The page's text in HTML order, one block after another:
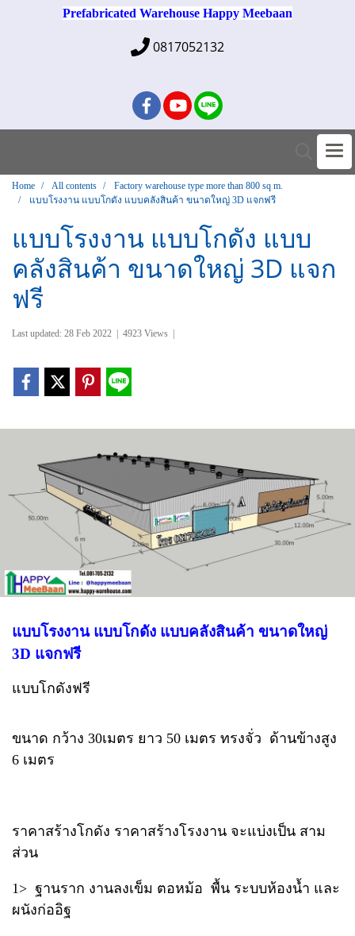
Prefabricated Warehouse Happy Meebaan
0817052132
Home All contents
Factory warehouse type more than 800 sq m.
แบบโรงงาน แบบโกดัง แบบคลังสินค้า ขนาดใหญ่ 3D แจกฟรี
แบบโรงงาน แบบโกดัง แบบ
คลังสินค้า ขนาดใหญ่ 3D แจก
ฟรี
Last updated: 28 Feb 2022 4923 Views
แบบโรงงาน แบบโกดัง แบบคลังสินค้า ขนาดใหญ่
3D แจกฟรี
แบบโกดังฟรี
ขนาด กว้าง 30เมตร ยาว 50 เมตร ทรงจั่ว ด้านข้างสูง
6 เมตร
ราคาสร้างโกดัง ราคาสร้างโรงงาน จะแบ่งเป็น สาม
ส่วน
1> ฐานราก งานลงเข็ม ตอหม้อ พื้น ระบบห้องน้ำ และ
ผนังก่ออิฐ